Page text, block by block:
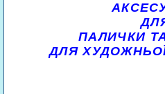
ПАЛИЧКИ
ДЛЯ